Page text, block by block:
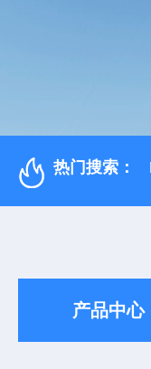
热门搜索：
产品中心